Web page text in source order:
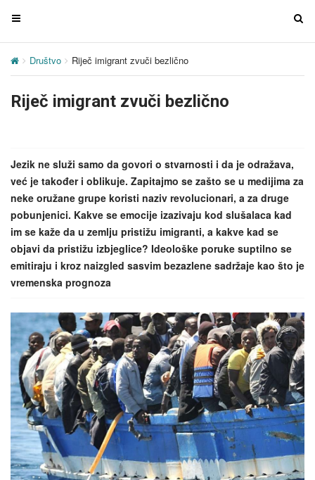
T
g
e
i
g
a
t
i
o
n
T
g
n
Društvo Riječ imigrant zvuči bezlično
Riječ imigrant zvuči bezlično
Jezik ne služi samo da govori o stvarnosti i da je odražava,
već je također i oblikuje. Zapitajmo se zašto se u medijima za
neke oružane grupe koristi naziv revolucionari, a za druge
pobunjenici. Kakve se emocije izazivaju kod slušalaca kad
im se kaže da u zemlju pristižu imigranti, a kakve kad se
objavi da pristižu izbjeglice? Ideološke poruke suptilno se
emitiraju i kroz naizgled sasvim bezazlene sadržaje kao što je
vremenska prognoza